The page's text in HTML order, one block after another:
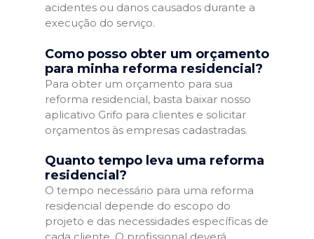
acidentes ou danos causados durante a
execução do serviço.
Como posso obter um orçamento
para minha reforma residencial?
Para obter um orçamento para sua
reforma residencial, basta baixar nosso
aplicativo Grifo para clientes e solicitar
orçamentos às empresas cadastradas.
Quanto tempo leva uma reforma
residencial?
O tempo necessário para uma reforma
residencial depende do escopo do
projeto e das necessidades específicas de